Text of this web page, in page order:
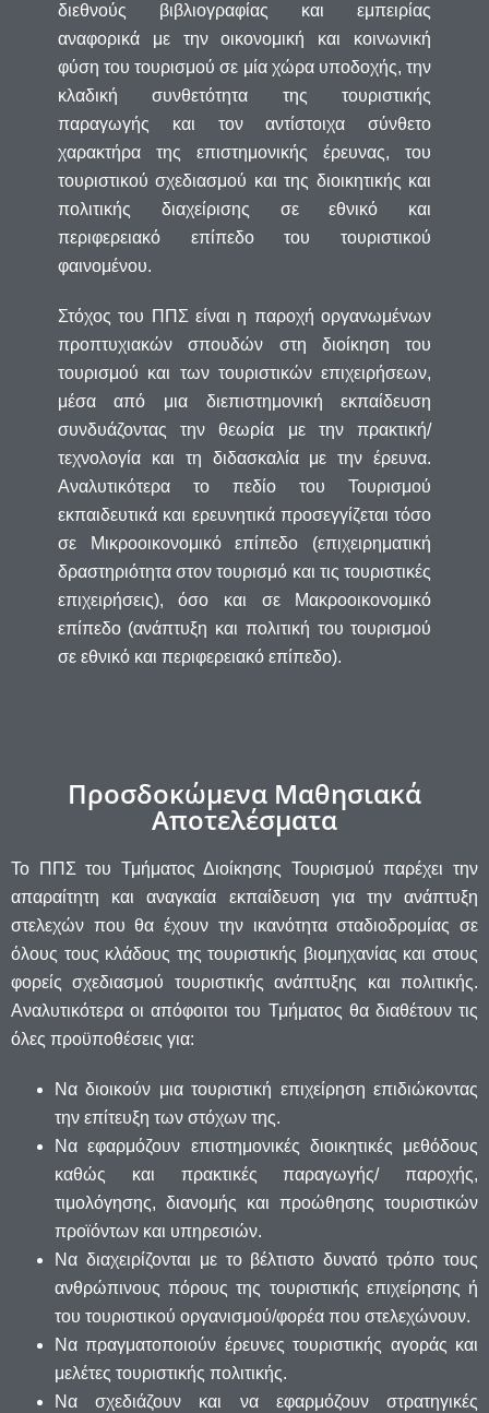
διεθνούς βιβλιογραφίας και εμπειρίας
αναφορικά με την οικονομική και κοινωνική
φύση του τουρισμού σε μία χώρα υποδοχής, την
κλαδική συνθετότητα της τουριστικής
παραγωγής και τον αντίστοιχα σύνθετο
χαρακτήρα της επιστημονικής έρευνας, του
τουριστικού σχεδιασμού και της διοικητικής και
πολιτικής διαχείρισης σε εθνικό και
περιφερειακό επίπεδο του τουριστικού
φαινομένου.
Στόχος του ΠΠΣ είναι η παροχή οργανωμένων
προπτυχιακών σπουδών στη διοίκηση του
τουρισμού και των τουριστικών επιχειρήσεων,
μέσα από μια διεπιστημονική εκπαίδευση
συνδυάζοντας την θεωρία με την πρακτική/
τεχνολογία και τη διδασκαλία με την έρευνα.
Αναλυτικότερα το πεδίο του Τουρισμού
εκπαιδευτικά και ερευνητικά προσεγγίζεται τόσο
σε Μικροοικονομικό επίπεδο (επιχειρηματική
δραστηριότητα στον τουρισμό και τις τουριστικές
επιχειρήσεις), όσο και σε Μακροοικονομικό
επίπεδο (ανάπτυξη και πολιτική του τουρισμού
σε εθνικό και περιφερειακό επίπεδο).
Προσδοκώμενα Μαθησιακά
Αποτελέσματα
Το ΠΠΣ του Τμήματος Διοίκησης Τουρισμού παρέχει την
απαραίτητη και αναγκαία εκπαίδευση για την ανάπτυξη
στελεχών που θα έχουν την ικανότητα σταδιοδρομίας σε
όλους τους κλάδους της τουριστικής βιομηχανίας και στους
φορείς σχεδιασμού τουριστικής ανάπτυξης και πολιτικής.
Αναλυτικότερα οι απόφοιτοι του Τμήματος θα διαθέτουν τις
όλες προϋποθέσεις για:
Να διοικούν μια τουριστική επιχείρηση επιδιώκοντας
την επίτευξη των στόχων της.
Να εφαρμόζουν επιστημονικές διοικητικές μεθόδους
καθώς και πρακτικές παραγωγής/ παροχής,
τιμολόγησης, διανομής και προώθησης τουριστικών
προϊόντων και υπηρεσιών.
Να διαχειρίζονται με το βέλτιστο δυνατό τρόπο τους
ανθρώπινους πόρους της τουριστικής επιχείρησης ή
του τουριστικού οργανισμού/φορέα που στελεχώνουν.
Να πραγματοποιούν έρευνες τουριστικής αγοράς και
μελέτες τουριστικής πολιτικής.
Να σχεδιάζουν και να εφαρμόζουν στρατηγικές